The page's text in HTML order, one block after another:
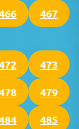
467
473
479
485